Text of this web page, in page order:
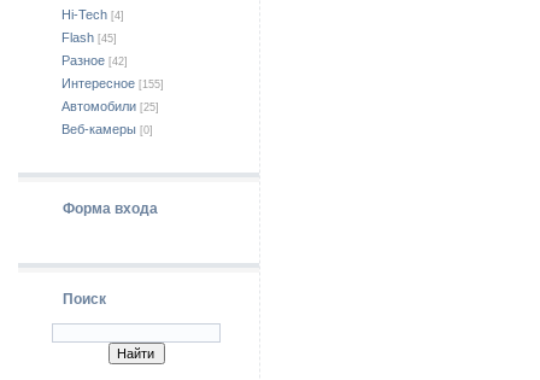
Hi-Tech [4]
Flash [45]
Разное [42]
Интересное [155]
Автомобили [25]
Веб-камеры [0]
Форма входа
Поиск